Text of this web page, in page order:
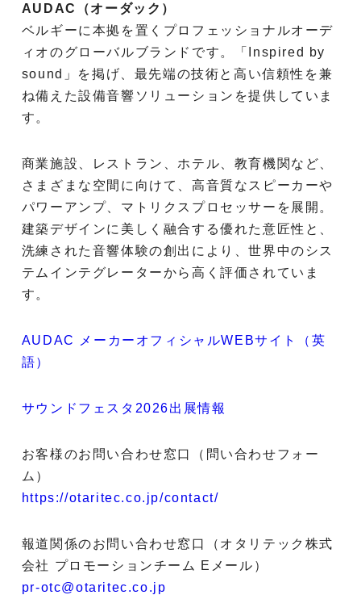
AUDAC（オーダック）
ベルギーに本拠を置くプロフェッショナルオーデ
ィオのグローバルブランドです。「Inspired by
sound」を掲げ、最先端の技術と高い信頼性を兼
ね備えた設備音響ソリューションを提供していま
す。
商業施設、レストラン、ホテル、教育機関など、
さまざまな空間に向けて、高音質なスピーカーや
パワーアンプ、マトリクスプロセッサーを展開。
建築デザインに美しく融合する優れた意匠性と、
洗練された音響体験の創出により、世界中のシス
テムインテグレーターから高く評価されていま
す。
AUDAC メーカーオフィシャルWEBサイト（英
語）
サウンドフェスタ2026出展情報
お客様のお問い合わせ窓口（問い合わせフォー
ム）
https://otaritec.co.jp/contact/
報道関係のお問い合わせ窓口（オタリテック株式
会社 プロモーションチーム Eメール）
pr-otc@otaritec.co.jp